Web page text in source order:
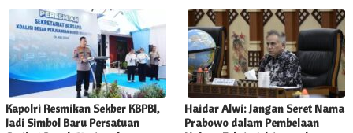
Kapolri Resmikan Sekber KBPBI,
Jadi Simbol Baru Persatuan
Haidar Alwi: Jangan Seret Nama
Prabowo dalam Pembelaan